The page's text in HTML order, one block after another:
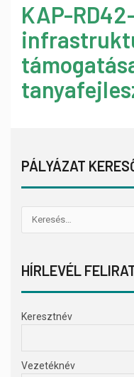
KAP-
PÁLYÁZAT
HÍRLEVÉL
Keresztnév
Vezetéknév